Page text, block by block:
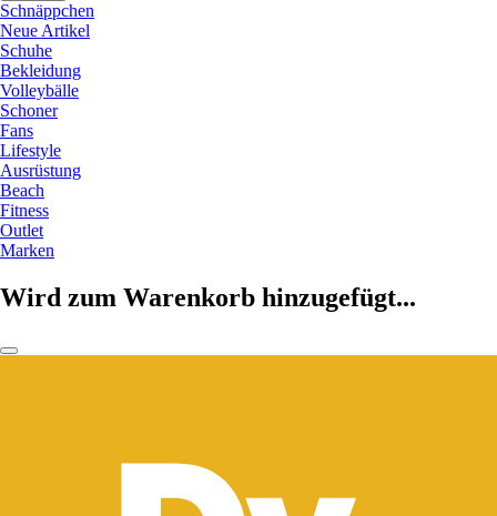
Schnäppchen
Neue Artikel
Schuhe
Bekleidung
Volleybälle
Schoner
Fans
Lifestyle
Ausrüstung
Beach
Fitness
Outlet
Marken
Wird zum Warenkorb hinzugefügt...